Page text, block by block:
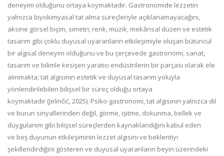
deneyim olduğunu ortaya koymaktadır. Gastronomide lezzetin
yalnızca biyokimyasal tat alma süreçleriyle açıklanamayacağını,
aksine görsel biçim, simetri, renk, müzik, mekânsal düzen ve estetik
tasarım gibi çoklu duyusal uyaranların etkileşimiyle oluşan bütüncül
bir algısal deneyim olduğunu ve bu çerçevede gastronomi, sanat,
tasarım ve bilimle kesişen yaratıcı endüstrilerin bir parçası olarak ele
alınmakta; tat algısının estetik ve duyusal tasarım yoluyla
yönlendirilebilen bilişsel bir süreç olduğu ortaya
koymaktadır (Jelinčić, 2025). Psiko-gastronomi,tat algısının yalnızca dil
ve burun sinyallerinden değil, görme, işitme, dokunma, bellek ve
duygulanım gibi bilişsel süreçlerden kaynaklandığını kabul eden
ve beş duyunun etkileşiminin lezzet algısını ve beklentiyi
şekillendirdiğini gösteren ve duyusal uyaranların beyin üzerindeki